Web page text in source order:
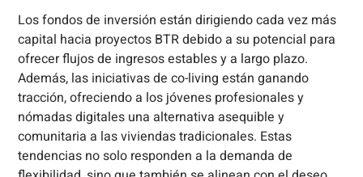
Los fondos de inversión están dirigiendo cada vez más
capital hacia proyectos BTR debido a su potencial para
ofrecer flujos de ingresos estables y a largo plazo.
Además, las iniciativas de co-living están ganando
tracción, ofreciendo a los jóvenes profesionales y
nómadas digitales una alternativa asequible y
comunitaria a las viviendas tradicionales. Estas
tendencias no solo responden a la demanda de